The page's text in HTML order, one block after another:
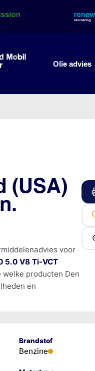
Olie advies
(USA)
voor
5.0 V8 Ti-VCT
producten Den
en
Brandstof
Benzine